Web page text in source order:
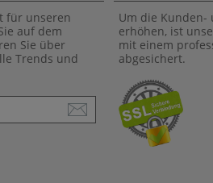
für unseren
auf dem
Sie über
Trends und
Um die Kunden-
erhöhen, ist
mit einem
abgesichert.